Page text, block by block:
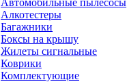
Алкотестеры
Багажники
Боксы на крышу
Жилеты сигнальные
Коврики
Комплектующие